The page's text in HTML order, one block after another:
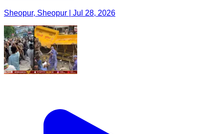
Sheopur, Sheopur | Jul 28, 2026